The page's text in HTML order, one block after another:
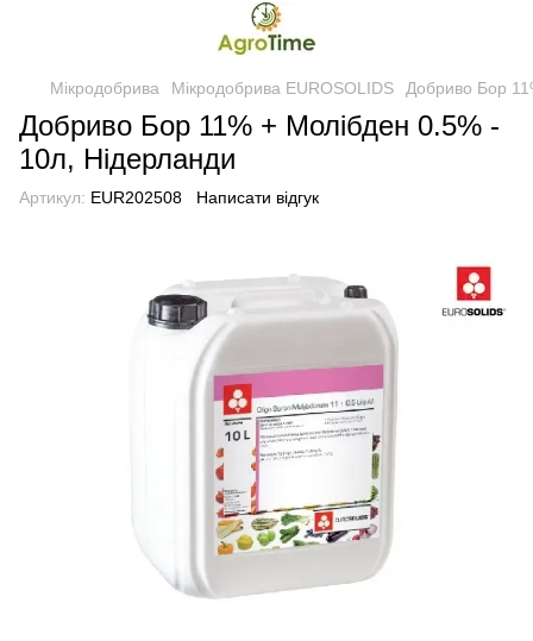
Мікродобрива Мікродобрива EUROSOLIDS Добриво Бор
Добриво Бор 11% + Молібден 0.5% -
10л, Нідерланди
Артикул: EUR202508 Написати відгук